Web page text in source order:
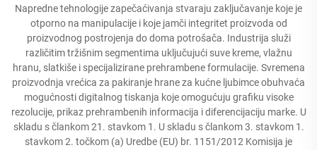
Napredne tehnologije zapečaćivanja stvaraju zaključavanje koje je
otporno na manipulacije i koje jamči integritet proizvoda od
proizvodnog postrojenja do doma potrošača. Industrija služi
različitim tržišnim segmentima uključujući suve kreme, vlažnu
hranu, slatkiše i specijalizirane prehrambene formulacije. Svremena
proizvodnja vrećica za pakiranje hrane za kućne ljubimce obuhvaća
mogućnosti digitalnog tiskanja koje omogućuju grafiku visoke
rezolucije, prikaz prehrambenih informacija i diferencijaciju marke. U
skladu s člankom 21. stavkom 1. U skladu s člankom 3. stavkom 1.
stavkom 2. točkom (a) Uredbe (EU) br. 1151/2012 Komisija je